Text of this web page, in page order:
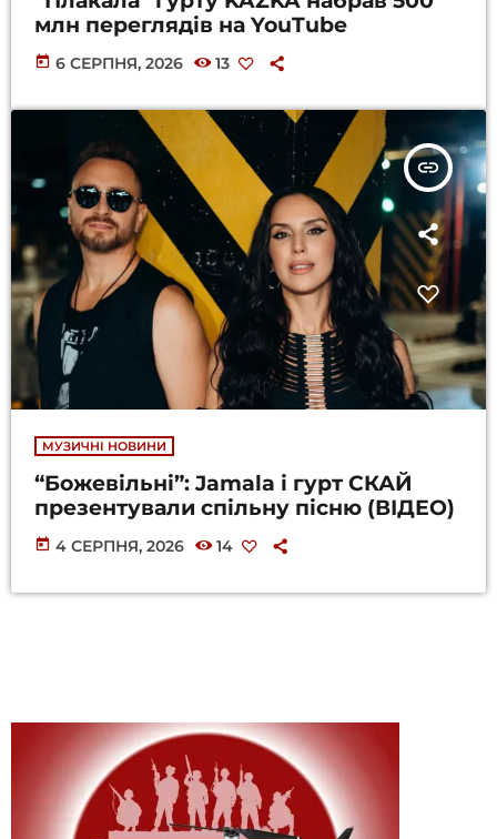
млн переглядів на YouTube
today 6 СЕРПНЯ, 2026 13
insert_link
МУЗИЧНІ НОВИНИ
“Божевільні”: Jamala і гурт СКАЙ
презентували спільну пісню (ВІДЕО)
today 4 СЕРПНЯ, 2026 14